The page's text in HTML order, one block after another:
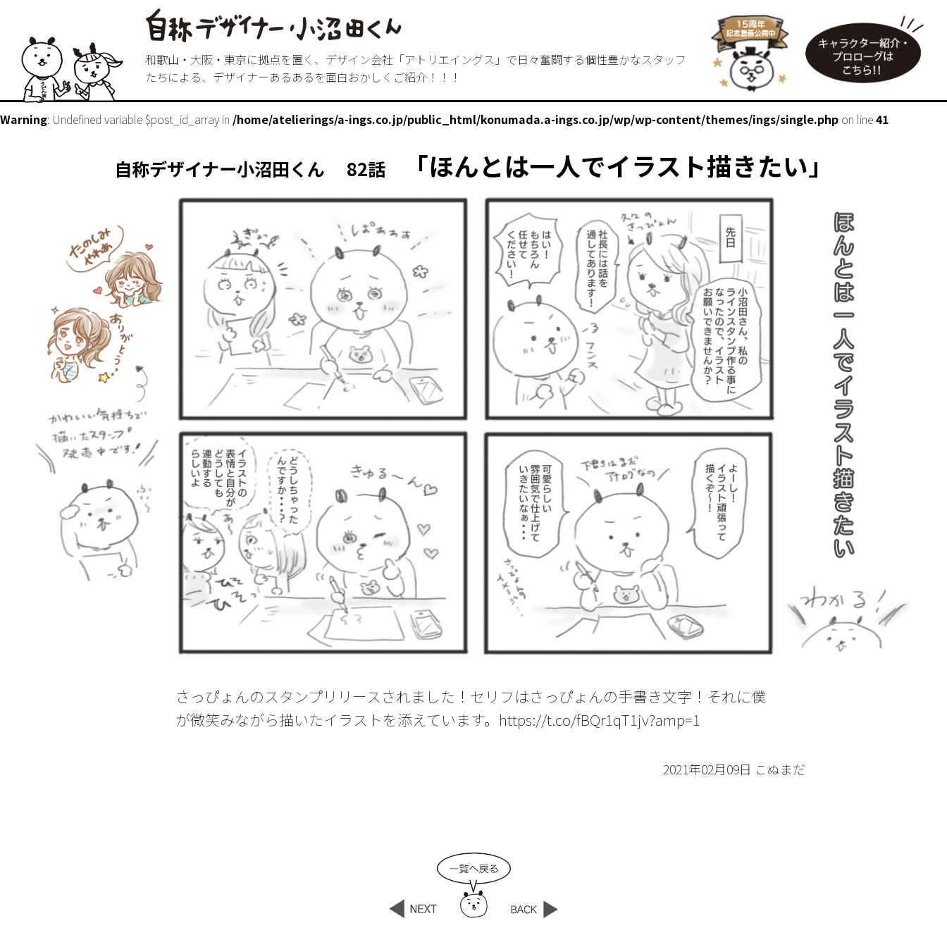
和歌山・大阪・東京に拠点を置く、デザイン会社「アトリエイングス」で日々奮闘する個性豊かなスタッフ
たちによる、デザイナーあるあるを面白おかしくご紹介！！！
Warning: Undefined variable $post_id_array in /home/atelierings/a-ings.co.jp/public_html/konumada.a-ings.co.jp/wp/wp-content/themes/ings/single.php on line41
自称デザイナー小沼田くん 82話 「ほんとは一人でイラスト描きたい」
さっぴょんのスタンプリリースされました！セリフはさっぴょんの手書き文字！それに僕
が微笑みながら描いたイラストを添えています。https://t.co/fBQr1qT1jv?amp=1
2021年02月09日 こぬまだ